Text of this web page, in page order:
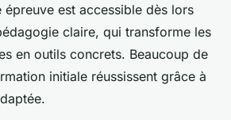
épreuve est accessible dès lors
claire, qui transforme les
en outils concrets. Beaucoup de
initiale réussissent grâce à